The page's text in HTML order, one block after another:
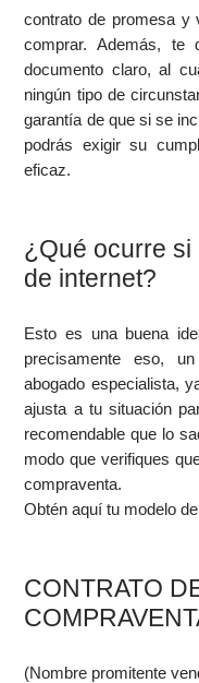
contrato de promesa y
comprar. Además,
documento claro, al
ningún tipo de
garantía de que si se
podrás exigir su
eficaz.
¿Qué ocurre si
de internet?
Esto es una buena
precisamente eso,
abogado especialista,
ajusta a tu situación
recomendable que lo
modo que verifiques
compraventa.
Obtén aquí tu modelo de
CONTRATO
(Nombre promitente